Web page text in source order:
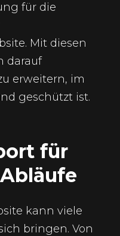
für die
Mit diesen
darauf
erweitern, im
geschützt ist.
für
kann viele
bringen. Von